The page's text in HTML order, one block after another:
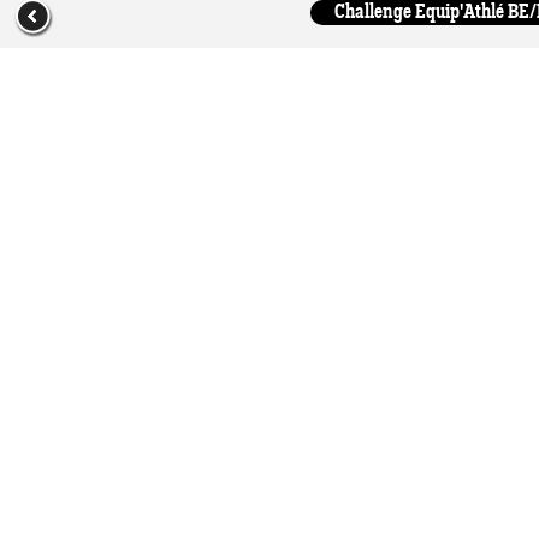
Challenge Equip'Athlé BE/